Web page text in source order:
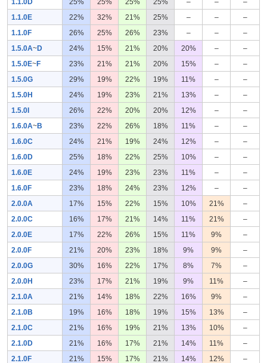
1.1.0E
22% 32% 21% 25% – –
–
1.1.0F
26% 25% 26% 23% – –
–
1.5.0A~D 24% 15% 21% 20% 20% –
–
1.5.0E~F 23% 21% 21% 20% 15% –
–
1.5.0G
29% 19% 22% 19% 11% –
–
1.5.0H
24% 19% 23% 21% 13% –
–
1.5.0I
26% 22% 20% 20% 12% –
–
1.6.0A~B 23% 22% 26% 18% 11% –
–
1.6.0C
24% 21% 19% 24% 12% –
–
1.6.0D
25% 18% 22% 25% 10% –
–
1.6.0E
24% 19% 23% 23% 11% –
–
1.6.0F
23% 18% 24% 23% 12% –
–
2.0.0A
17% 15% 22% 15% 10% 21%
–
2.0.0C
16% 17% 21% 14% 11% 21%
–
2.0.0E
17% 22% 26% 15% 11% 9%
–
2.0.0F
21% 20% 23% 18% 9% 9%
–
2.0.0G
30% 16% 22% 17% 8% 7%
–
2.0.0H
23% 17% 21% 19% 9% 11%
–
2.1.0A
21% 14% 18% 22% 16% 9%
–
2.1.0B
19% 16% 18% 19% 15% 13%
–
2.1.0C
21% 16% 19% 21% 13% 10%
–
2.1.0D
21% 16% 17% 21% 14% 11%
–
2.1.0F
21% 15% 17% 21% 14% 12%
–